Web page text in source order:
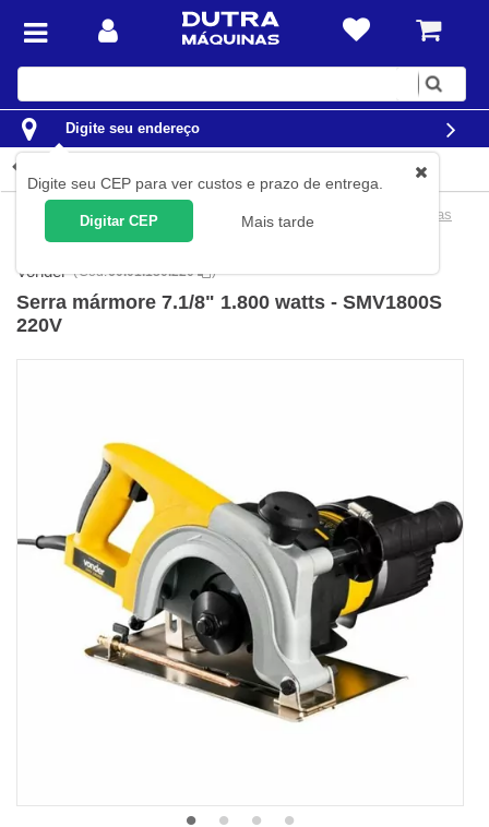
Digite
Digite seu endereço
Digite seu CEP para ver custos e prazo de entrega.
Digitar CEP Mais tarde
Ferramentas Ferramentas Elétricas Serras Elétricas
Serras
Vonder (Cód.60.01.180.220 )
Serra mármore 7.1/8" 1.800 watts - SMV1800S
220V